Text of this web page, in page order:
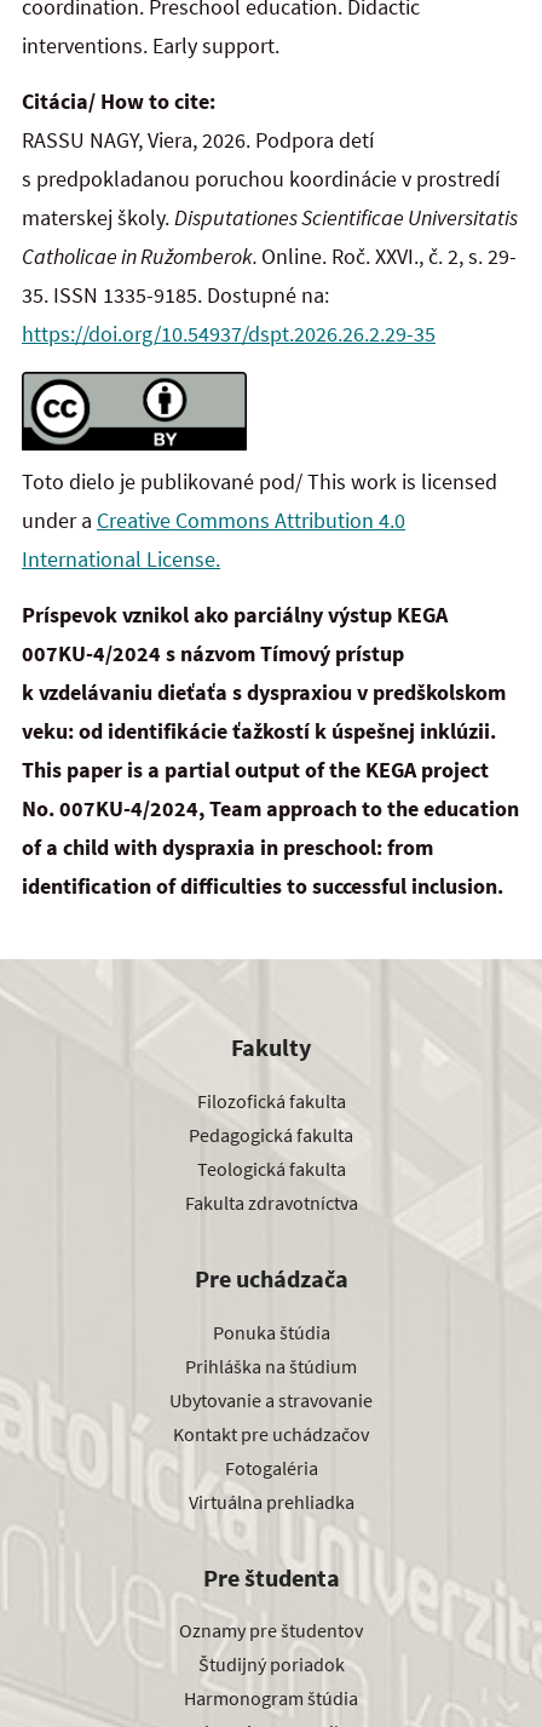
coordination. Preschool education. Didactic
interventions. Early support.
Citácia/ How to cite:
RASSU NAGY, Viera, 2026. Podpora detí
s predpokladanou poruchou koordinácie v prostredí
materskej školy.Disputationes Scientificae Universitatis
Catholicae in Ružomberok. Online. Roč. XXVI., č. 2, s. 29-
35. ISSN 1335-9185. Dostupné na:
https://doi.org/10.54937/dspt.2026.26.2.29-35
Toto dielo je publikované pod/ This work is licensed
under a Creative Commons Attribution 4.0
International License.
Príspevok vznikol ako parciálny výstup KEGA
007KU-4/2024 s názvom Tímový prístup
k vzdelávaniu dieťaťa s dyspraxiou v predškolskom
veku: od identifikácie ťažkostí k úspešnej inklúzii.
This paper is a partial output of the KEGA project
No. 007KU-4/2024, Team approach to the education
ofa child with dyspraxia in preschool: from
identification of difficulties to successful inclusion.
Fakulty
Filozofická fakulta
Pedagogická fakulta
Teologická fakulta
Fakulta zdravotníctva
Pre uchádzača
Ponuka štúdia
Prihláška na štúdium
Ubytovanie a stravovanie
Kontakt pre uchádzačov
Fotogaléria
Virtuálna prehliadka
Pre študenta
Oznamy pre študentov
Študijný poriadok
Harmonogram štúdia